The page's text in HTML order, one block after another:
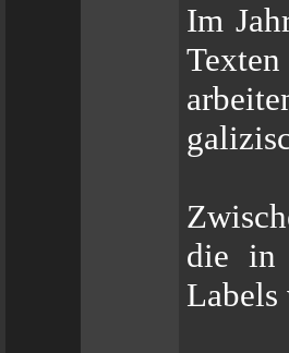
Im
die in